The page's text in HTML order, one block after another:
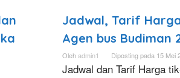
Jadwal, Tarif
Agen bus Budiman
Olehadmin1 Diposting pada 15 Mei
Jadwal dan Tarif Harga